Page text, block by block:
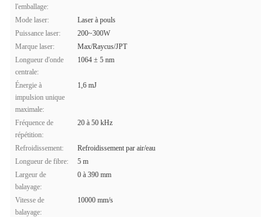
l'emballage:
Mode laser:
Laser à pouls
Puissance laser:
200~300W
Marque laser:
Max/Raycus/JPT
Longueur d'onde
centrale:
1064 ± 5 nm
Énergie à
impulsion unique
maximale:
1,6 mJ
Fréquence de
répétition:
20 à 50 kHz
Refroidissement:
Refroidissement par air/eau
Longueur de fibre:
5 m
Largeur de
balayage:
0 à 390 mm
Vitesse de
balayage:
10000 mm/s